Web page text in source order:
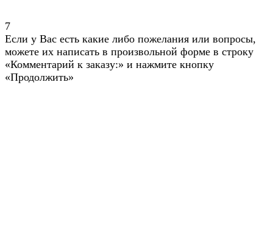
7
Если у Вас есть какие либо пожелания или вопросы,
можете их написать в произвольной форме в строку
«Комментарий к заказу:» и нажмите кнопку
«Продолжить»